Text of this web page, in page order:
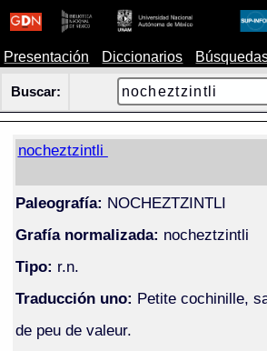
Presentación Diccionarios
Buscar:
nocheztzintli
Paleografía: NOCHEZTZINTLI
Grafía normalizada: nocheztzintli
Tipo: r.n.
Traducción uno: Petite cochinille,
de peu de valeur.